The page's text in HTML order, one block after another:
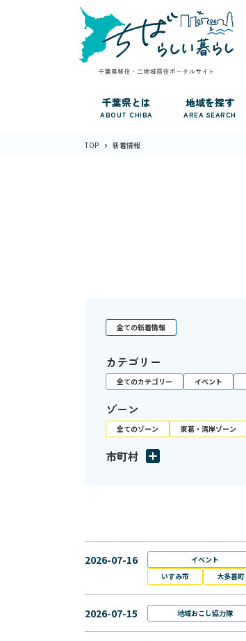
千葉県とは
ABOUT CHIBA
地域を探す
AREA SEARCH
TOP 新着情報
全ての新着情報
カテゴリー
全てのカテゴリー イベント
ゾーン
全てのゾーン 東葛・湾岸ゾーン
市町村
2026-07-16 イベント
いすみ市
大多喜町
2026-07-15 地域おこし協力隊